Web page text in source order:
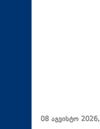
08 აგვისტო 2026,